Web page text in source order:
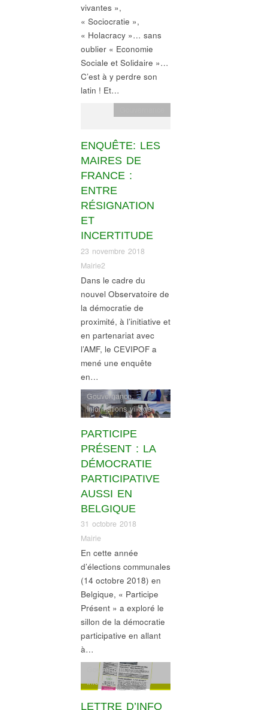
vivantes »,
« Sociocratie »,
« Holacracy »… sans
oublier « Economie
Sociale et Solidaire »…
C’est à y perdre son
latin ! Et…
ENQUÊTE: LES
MAIRES DE
FRANCE :
ENTRE
RÉSIGNATION
ET
INCERTITUDE
23 novembre 2018
Mairie2
Dans le cadre du
nouvel Observatoire de
la démocratie de
proximité, à l’initiative et
en partenariat avec
l’AMF, le CEVIPOF a
mené une enquête
en…
PARTICIPE
PRÉSENT : LA
DÉMOCRATIE
PARTICIPATIVE
AUSSI EN
BELGIQUE
31 octobre 2018
Mairie
Gouvernance,
Informations village
En cette année
d’élections communales
(14 octobre 2018) en
Belgique, « Participe
Présent » a exploré le
sillon de la démocratie
participative en allant
à…
LETTRE D’INFO
Gouvernance,
Informations village